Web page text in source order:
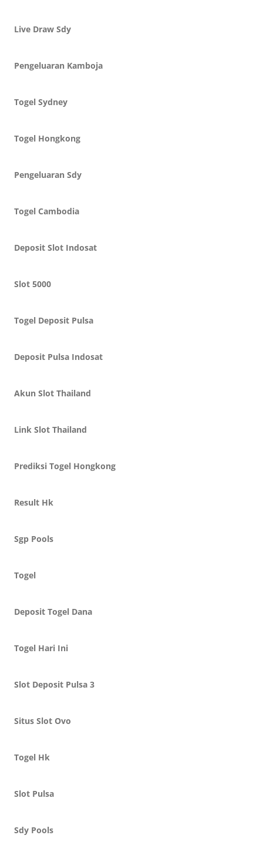
Live Draw Sdy
Pengeluaran Kamboja
Togel Sydney
Togel Hongkong
Pengeluaran Sdy
Togel Cambodia
Deposit Slot Indosat
Slot 5000
Togel Deposit Pulsa
Deposit Pulsa Indosat
Akun Slot Thailand
Link Slot Thailand
Prediksi Togel Hongkong
Result Hk
Sgp Pools
Togel
Deposit Togel Dana
Togel Hari Ini
Slot Deposit Pulsa 3
Situs Slot Ovo
Togel Hk
Slot Pulsa
Sdy Pools